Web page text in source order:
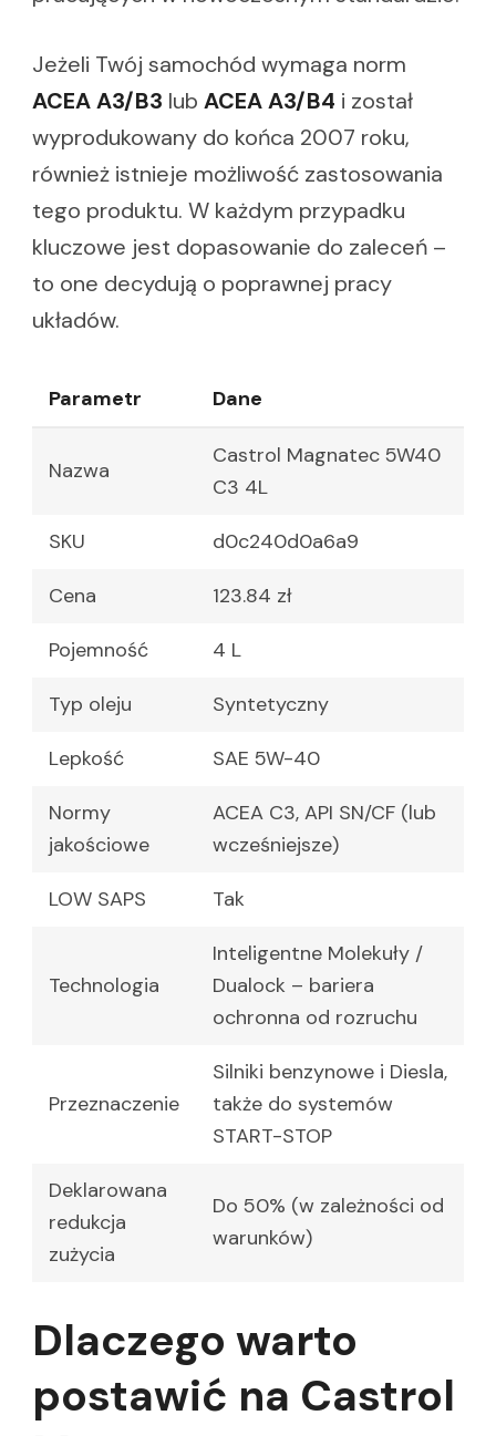
Jeżeli Twój samochód wymaga norm
ACEA A3/B3 lub ACEA A3/B4 i został
wyprodukowany do końca 2007 roku,
również istnieje możliwość zastosowania
tego produktu. W każdym przypadku
kluczowe jest dopasowanie do zaleceń –
to one decydują o poprawnej pracy
układów.
Parametr Dane
Nazwa
Castrol Magnatec 5W40
C3 4L
SKU d0c240d0a6a9
Cena 123.84 zł
Pojemność 4 L
Typ oleju Syntetyczny
Lepkość SAE 5W-40
Normy
jakościowe
ACEA C3, API SN/CF (lub
wcześniejsze)
LOW SAPS Tak
Technologia
Inteligentne Molekuły /
Dualock – bariera
ochronna od rozruchu
Przeznaczenie
Silniki benzynowe i Diesla,
także do systemów
START-STOP
Deklarowana
redukcja
zużycia
Do 50% (w zależności od
warunków)
Dlaczego warto
postawić na Castrol